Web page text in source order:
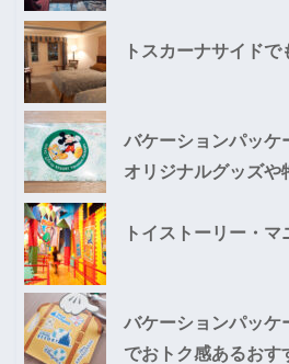
トスカーナサイド
バケーションパッケ
オリジナルグッズや
トイストーリー・
バケーションパッケ
でおトク感あるおす